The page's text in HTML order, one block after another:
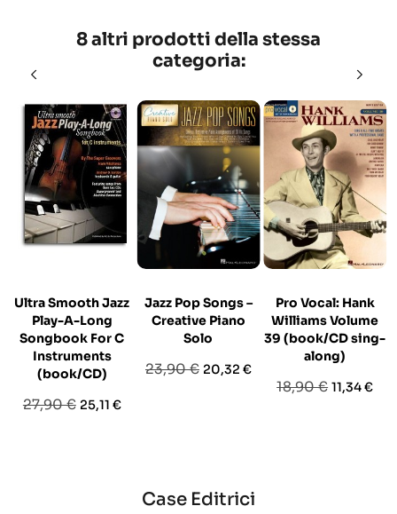
8 altri prodotti della stessa
categoria:
Ultra Smooth Jazz
Play-A-Long
Songbook For C
Instruments
(book/CD)
Prezzo
27,90 € Prezzo
25,11 €
Jazz Pop Songs –
Creative Piano
Solo
Prezzo
23,90 € Prezzo
20,32 €
Pro Vocal: Hank
Williams Volume
39 (book/CD sing-
along)
Prezzo
18,90 € Prezzo
11,34 €
Case Editrici